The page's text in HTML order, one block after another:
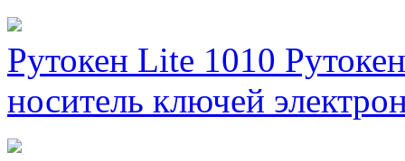
Рутокен Lite 1010
носитель ключей